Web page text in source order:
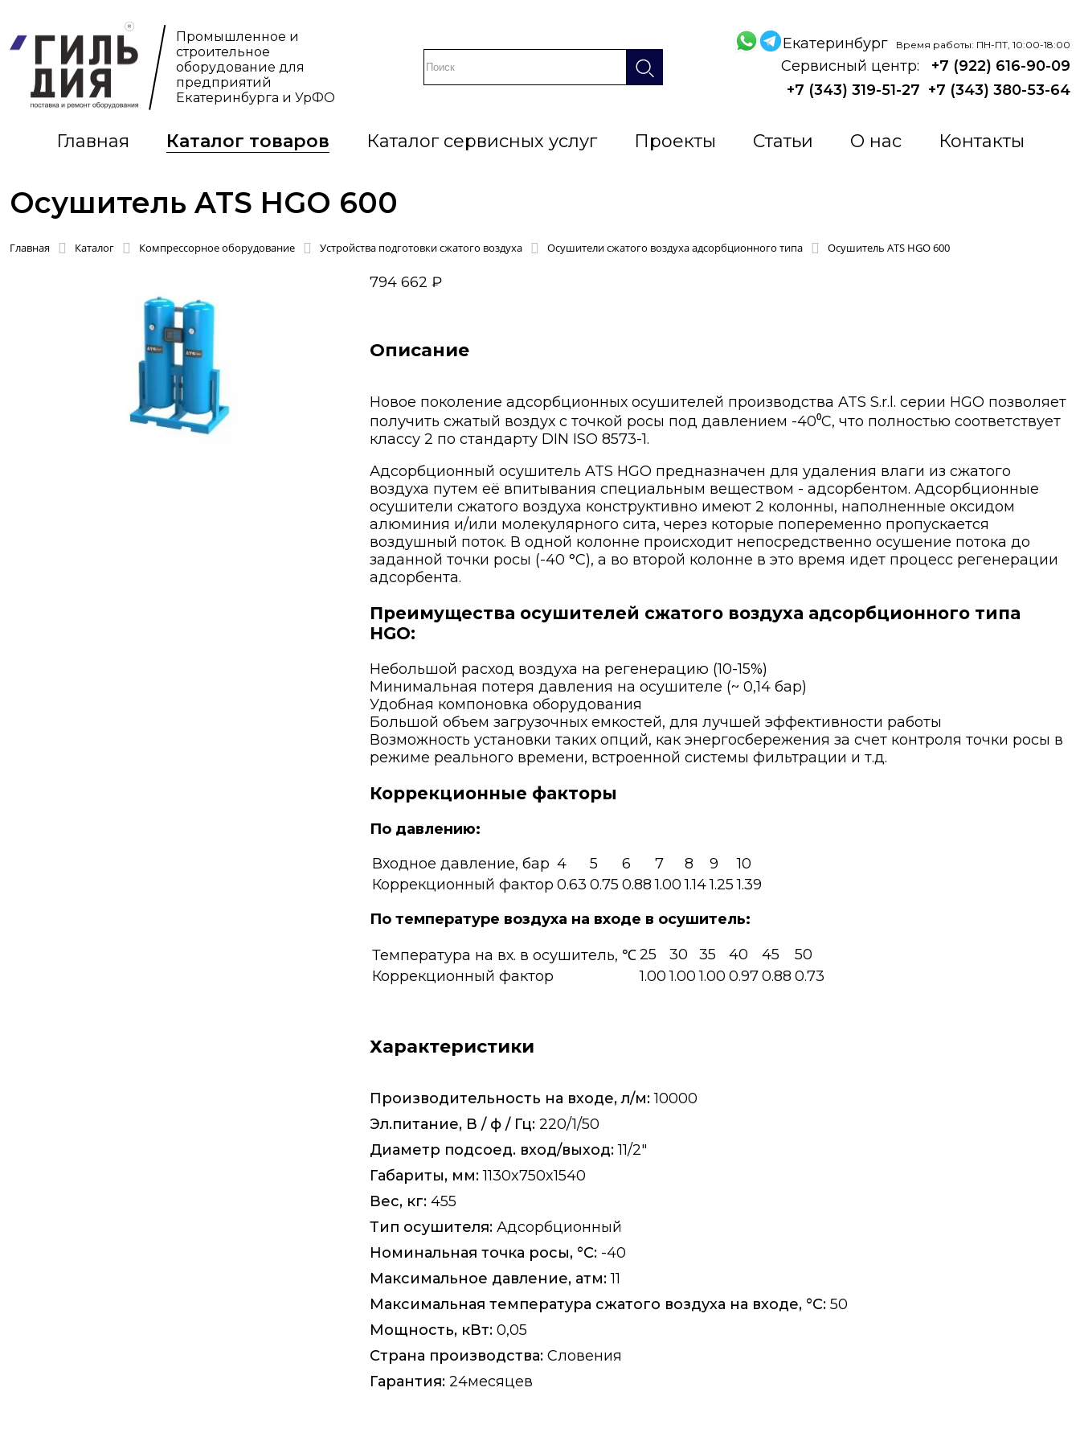
Промышленное и
строительное
оборудование для
предприятий
Екатеринбурга и УрФО
Екатеринбург Время работы: ПН-ПТ, 10:00-18:00
Сервисный центр:
+7 (922) 616-90-09
+7 (343) 319-51-27 +7 (343) 380-53-64
Главная Каталог товаров Каталог сервисных услуг Проекты Статьи О нас Контакты
Осушитель ATS HGO 600
Главная Каталог Компрессорное оборудование Устройства подготовки сжатого воздуха Осушители сжатого воздуха адсорбционного типа Осушитель ATS HGO 600
794 662 ₽
Описание
Новое поколение адсорбционных осушителей производства ATS S.r.l. серии HGO позволяет
получить сжатый воздух с точкой росы под давлением -40⁰С, что полностью соответствует
классу 2 по стандарту DIN ISO 8573-1.
Адсорбционный осушитель ATS HGO предназначен для удаления влаги из сжатого
воздуха путем её впитывания специальным веществом - адсорбентом. Адсорбционные
осушители сжатого воздуха конструктивно имеют 2 колонны, наполненные оксидом
алюминия и/или молекулярного сита, через которые попеременно пропускается
воздушный поток. В одной колонне происходит непосредственно осушение потока до
заданной точки росы (-40 °С), а во второй колонне в это время идет процесс регенерации
адсорбента.
Преимущества осушителей сжатого воздуха адсорбционного типа
HGO:
Небольшой расход воздуха на регенерацию (10-15%)
Минимальная потеря давления на осушителе (~ 0,14 бар)
Удобная компоновка оборудования
Большой объем загрузочных емкостей, для лучшей эффективности работы
Возможность установки таких опций, как энергосбережения за счет контроля точки росы в
режиме реального времени, встроенной системы фильтрации и т.д.
Коррекционные факторы
По давлению:
Входное давление, бар 4 5 6 7 8 9
10
Коррекционный фактор 0.63 0.75 0.88 1.00 1.141.25 1.39
По температуре воздуха на входе в осушитель:
Температура на вх. в осушитель, ℃25 30 35 40 45
50
Коррекционный фактор
1.00 1.00 1.00 0.970.88 0.73
Характеристики
Производительность на входе, л/м:10000
Эл.питание, В / ф / Гц: 220/1/50
Диаметр подсоед. вход/выход:11/2"
Габариты, мм:1130x750x1540
Вес, кг: 455
Тип осушителя: Адсорбционный
Номинальная точка росы, °C: -40
Максимальное давление, атм:11
Максимальная температура сжатого воздуха на входе, °C: 50
Мощность, кВт: 0,05
Страна производства: Словения
Гарантия: 24месяцев